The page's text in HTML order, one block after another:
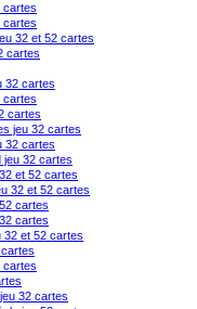
cartes
cartes
32 et 52 cartes
cartes
32 cartes
cartes
cartes
jeu 32 cartes
32 cartes
jeu 32 cartes
et 52 cartes
32 et 52 cartes
cartes
cartes
32 et 52 cartes
cartes
32 cartes